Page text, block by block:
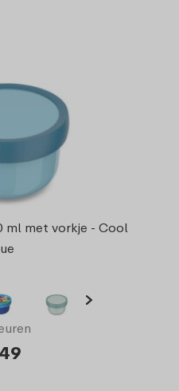
met vorkje - Cool
49